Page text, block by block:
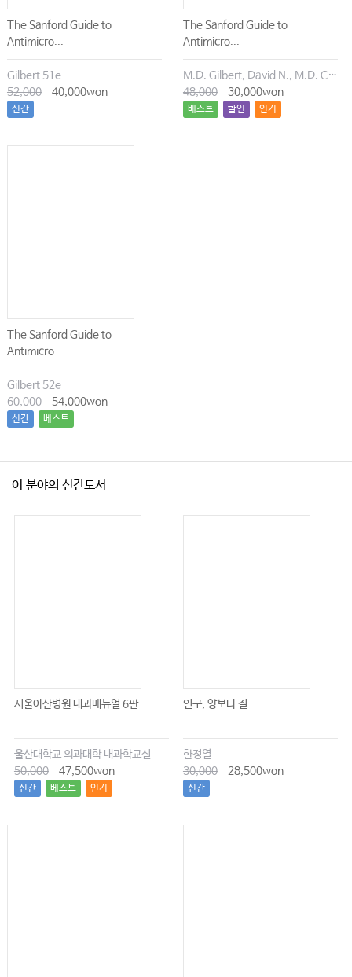
The Sanford Guide to
Antimicro...
Gilbert 51e
52,000
40,000won
신간
The Sanford Guide to
Antimicro...
M.D. Gilbert, David N., M.D. Chambers, Henry F., M.D. Eliopoulos, George M., M.D. Saag, Michael S., M.D. Pavia, Andrew T.
48,000
30,000won
베스트 할인 인기
The Sanford Guide to
Antimicro...
Gilbert 52e
60,000
54,000won
신간 베스트
이 분야의 신간도서
서울아산병원 내과매뉴얼 6판
울산대학교 의과대학 내과학교실
50,000
47,500won
신간 베스트 인기
인구, 양보다 질
한정열
30,000
28,500won
신간